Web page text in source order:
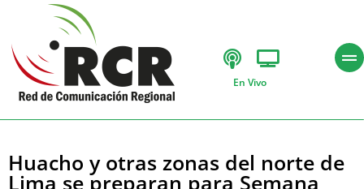
En Vivo
Huacho y otras zonas del norte de
Lima se preparan para Semana